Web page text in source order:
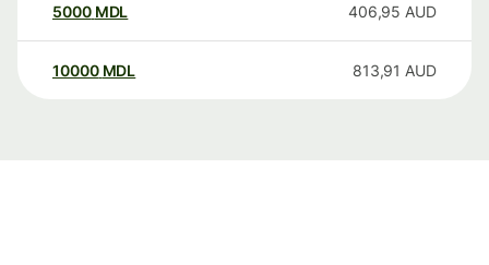
5000 MDL 406,95 AUD
10000 MDL 813,91 AUD